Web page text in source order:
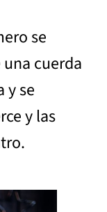
se
cuerda
y se
y las